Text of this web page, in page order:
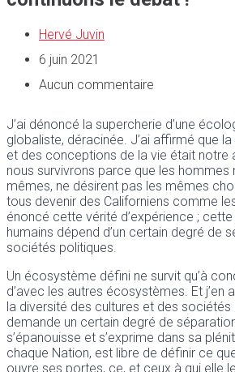
Hervé Juvin
6 juin 2021
Aucun commentaire
J’ai dénoncé la supercherie d’une
globaliste, déracinée. J’ai affirmé que
et des conceptions de la vie était notre
nous survivrons parce que les hommes
mêmes, ne désirent pas les mêmes
tous devenir des Californiens comme
énoncé cette vérité d’expérience ;
humains dépend d’un certain degré de
sociétés politiques.
Un écosystème défini ne survit qu’à
d’avec les autres écosystèmes. Et j’en
la diversité des cultures et des sociétés
demande un certain degré de
s’épanouisse et s’exprime dans sa
chaque Nation, est libre de définir ce
ouvre ses portes, ce, et ceux à qui elle